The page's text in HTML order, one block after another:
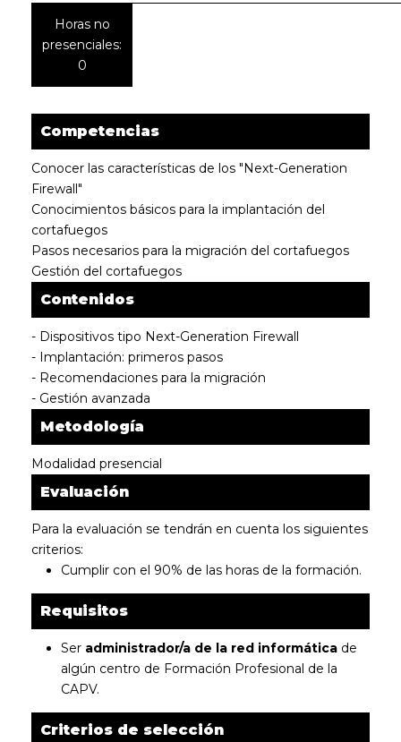
Horas no
presenciales:
0
Competencias
Conocer las características de los "Next-Generation
Firewall"
Conocimientos básicos para la implantación del
cortafuegos
Pasos necesarios para la migración del cortafuegos
Gestión del cortafuegos
Contenidos
- Dispositivos tipo Next-Generation Firewall
- Implantación: primeros pasos
- Recomendaciones para la migración
- Gestión avanzada
Metodología
Modalidad presencial
Evaluación
Para la evaluación se tendrán en cuenta los siguientes
criterios:
Cumplir con el 90% de las horas de la formación.
Requisitos
Ser administrador/a de la red informáticade
algún centro de Formación Profesional de la
CAPV.
Criterios de selección